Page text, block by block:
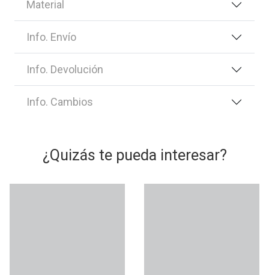
Material
Info. Envío
Info. Devolución
Info. Cambios
¿Quizás te pueda interesar?